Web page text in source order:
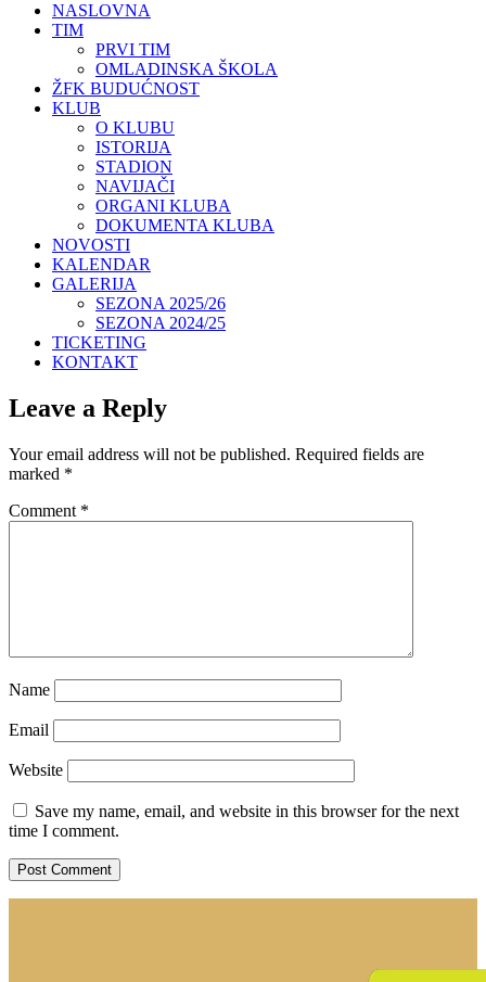
NASLOVNA
TIM
PRVI TIM
OMLADINSKA ŠKOLA
ŽFK BUDUĆNOST
KLUB
O KLUBU
ISTORIJA
STADION
NAVIJAČI
ORGANI KLUBA
DOKUMENTA KLUBA
NOVOSTI
KALENDAR
GALERIJA
SEZONA 2025/26
SEZONA 2024/25
TICKETING
KONTAKT
Leave a Reply
Your email address will not be published. Required fields are
marked *
Comment *
Name
Email
Website
Save my name, email, and website in this browser for the next
time I comment.